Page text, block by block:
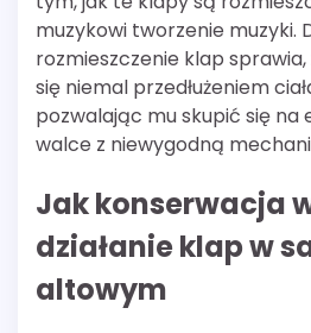
muzykowi tworzenie muzyki.
rozmieszczenie klap
się niemal przedłużeniem
pozwalając mu skupić się na
walce z niewygodną
Jak konserwacja
działanie klap w
altowym